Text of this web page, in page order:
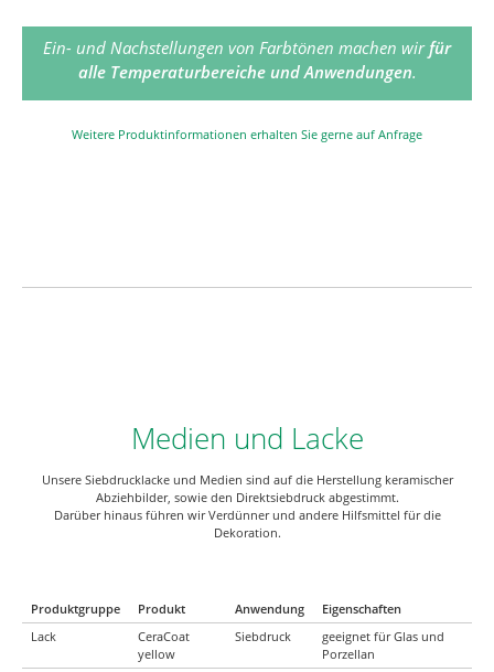
Ein- und Nachstellungen von Farbtönen machen wir für
alle Temperaturbereiche und Anwendungen.
Weitere Produktinformationen erhalten Sie gerne auf Anfrage
Medien und Lacke
Unsere Siebdrucklacke und Medien sind auf die Herstellung keramischer
Abziehbilder, sowie den Direktsiebdruck abgestimmt.
Darüber hinaus führen wir Verdünner und andere Hilfsmittel für die
Dekoration.
Produktgruppe Produkt Anwendung
Eigenschaften
Lack
CeraCoat
yellow
Siebdruck
geeignet für Glas und
Porzellan